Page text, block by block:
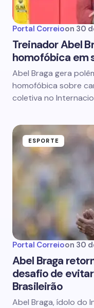
Portal Correioon 30
Treinador Abel
homofóbica em
Abel Braga gera
homofóbica sobre
coletiva no
ESPORTE
Portal Correioon 30
Abel Braga
desafio de
Brasileirão
Abel Braga, ídolo do